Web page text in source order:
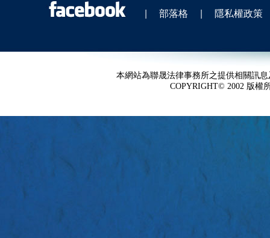
| 部落格 | 隱私權政策
本網站為聯晟法律事務所之提供相關訊
COPYRIGHT© 2002 版權